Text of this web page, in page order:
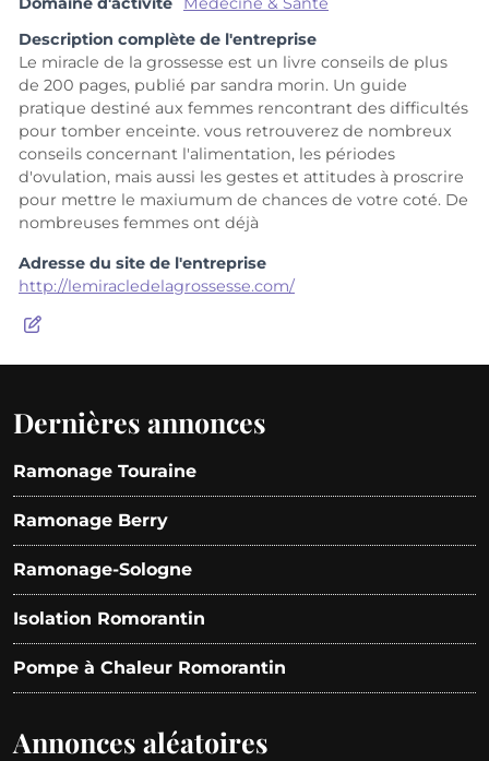
Description complète de l'entreprise
Le miracle de la grossesse est un livre conseils de plus
de 200 pages, publié par sandra morin. Un guide
pratique destiné aux femmes rencontrant des difficultés
pour tomber enceinte. vous retrouverez de nombreux
conseils concernant l'alimentation, les périodes
d'ovulation, mais aussi les gestes et attitudes à proscrire
pour mettre le maxiumum de chances de votre coté. De
nombreuses femmes ont déjà
Adresse du site de l'entreprise
http://lemiracledelagrossesse.com/
Dernières annonces
Ramonage Touraine
Ramonage Berry
Ramonage-Sologne
Isolation Romorantin
Pompe à Chaleur Romorantin
Annonces aléatoires